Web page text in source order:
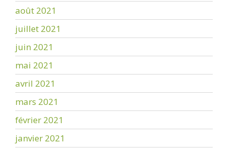
août 2021
juillet 2021
juin 2021
mai 2021
avril 2021
mars 2021
février 2021
janvier 2021